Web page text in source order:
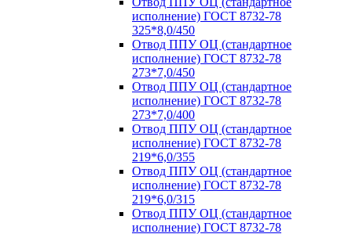
исполнение) ГОСТ 8732-78
325*8,0/450
Отвод ППУ ОЦ (стандартное
исполнение) ГОСТ 8732-78
273*7,0/450
Отвод ППУ ОЦ (стандартное
исполнение) ГОСТ 8732-78
273*7,0/400
Отвод ППУ ОЦ (стандартное
исполнение) ГОСТ 8732-78
219*6,0/355
Отвод ППУ ОЦ (стандартное
исполнение) ГОСТ 8732-78
219*6,0/315
Отвод ППУ ОЦ (стандартное
исполнение) ГОСТ 8732-78